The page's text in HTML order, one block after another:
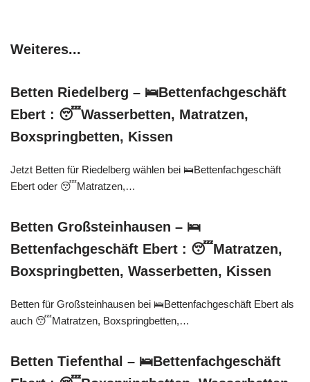
Weiteres...
Betten Riedelberg – 🛌Bettenfachgeschäft
Ebert : 😴Wasserbetten, Matratzen,
Boxspringbetten, Kissen
Jetzt Betten für Riedelberg wählen bei 🛌Bettenfachgeschäft
Ebert oder 😴Matratzen,…
Betten Großsteinhausen – 🛌
Bettenfachgeschäft Ebert : 😴Matratzen,
Boxspringbetten, Wasserbetten, Kissen
Betten für Großsteinhausen bei 🛌Bettenfachgeschäft Ebert als
auch 😴Matratzen, Boxspringbetten,…
Betten Tiefenthal – 🛌Bettenfachgeschäft